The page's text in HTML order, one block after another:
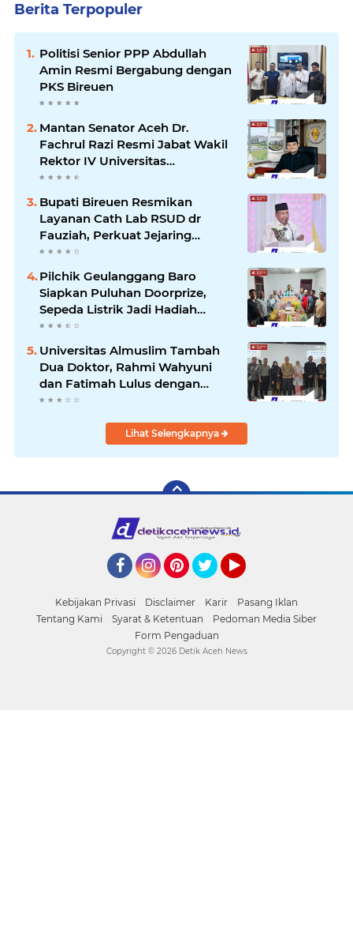
Berita Terpopuler
Politisi Senior PPP Abdullah
Amin Resmi Bergabung dengan
PKS Bireuen
Mantan Senator Aceh Dr.
Fachrul Razi Resmi Jabat Wakil
Rektor IV Universitas
Kartamulia Purwakarta
Bupati Bireuen Resmikan
Layanan Cath Lab RSUD dr
Fauziah, Perkuat Jejaring
Pelayanan Jantung Bersama 22
RSUD se-Aceh
Pilchik Geulanggang Baro
Siapkan Puluhan Doorprize,
Sepeda Listrik Jadi Hadiah
Utama
Universitas Almuslim Tambah
Dua Doktor, Rahmi Wahyuni
dan Fatimah Lulus dengan
Predikat Pujian
Lihat Selengkapnya
Kebijakan Privasi Disclaimer Karir
Pasang Iklan
Tentang Kami
Syarat & Ketentuan
Pedoman Media Siber
Form Pengaduan
Copyright © 2026 Detik Aceh News